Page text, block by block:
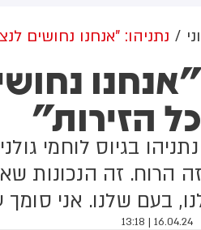
נתניהו: "אנחנו נחושים
הזירות"
בגיוס לוחמי
הרוח. זה הנכונות
בעם שלנו. אני
16.04.24 | 13:18